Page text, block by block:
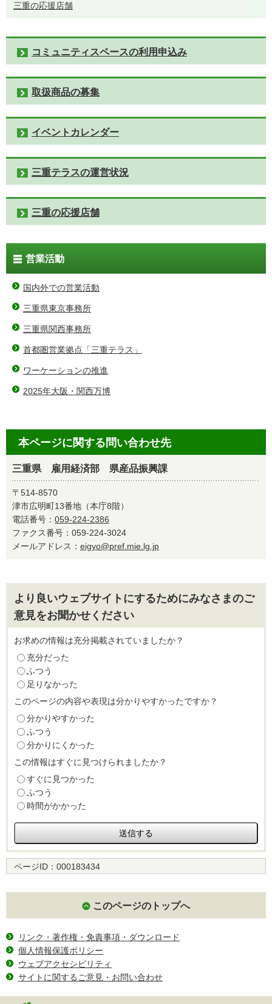
三重の応援店舗
コミュニティスペースの利用申込み
取扱商品の募集
イベントカレンダー
三重テラスの運営状況
三重の応援店舗
営業活動
国内外での営業活動
三重県東京事務所
三重県関西事務所
首都圏営業拠点「三重テラス」
ワーケーションの推進
2025年大阪・関西万博
本ページに関する問い合わせ先
三重県 雇用経済部 県産品振興課
〒514-8570
津市広明町13番地（本庁8階）
電話番号： 059-224-2386
ファクス番号：059-224-3024
メールアドレス： eigyo@pref.mie.lg.jp
より良いウェブサイトにするためにみなさまのご
意見をお聞かせください
お求めの情報は充分掲載されていましたか？
充分だった
ふつう
足りなかった
このページの内容や表現は分かりやすかったですか？
分かりやすかった
ふつう
分かりにくかった
この情報はすぐに見つけられましたか？
すぐに見つかった
ふつう
時間がかかった
ページID： 000183434
このページのトップへ
リンク・著作権・免責事項・ダウンロード
個人情報保護ポリシー
ウェブアクセシビリティ
サイトに関するご意見・お問い合わせ